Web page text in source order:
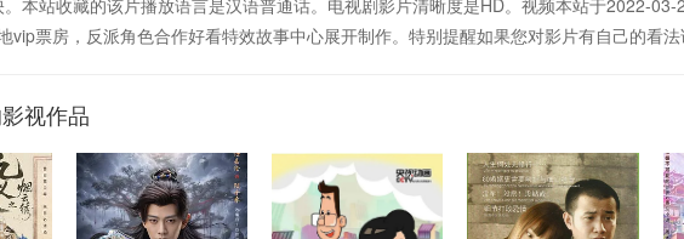
本站收藏的该片播放语言是汉语普通话。电视剧影片清晰度是HD。视频本站于2022-
票房，反派角色合作好看特效故事中心展开制作。特别提醒如果您对影片有自己的看法
视作品